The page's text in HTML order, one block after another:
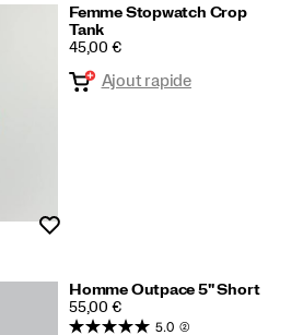
Femme Stopwatch Crop
Tank
PRICE
45,00 €
Ajout rapide
Homme Outpace 5" Short
PRICE
55,00 €
5.0 (2)